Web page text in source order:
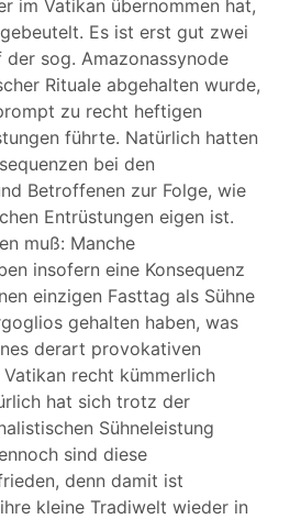
im Vatikan übernommen hat,
Es ist erst gut zwei
der sog. Amazonassynode
Rituale abgehalten wurde,
zu recht heftigen
führte. Natürlich hatten
bei den
Betroffenen zur Folge, wie
Entrüstungen eigen ist.
muß: Manche
insofern eine Konsequenz
einzigen Fasttag als Sühne
gehalten haben, was
derart provokativen
recht kümmerlich
hat sich trotz der
Sühneleistung
sind diese
denn damit ist
kleine Tradiwelt wieder in